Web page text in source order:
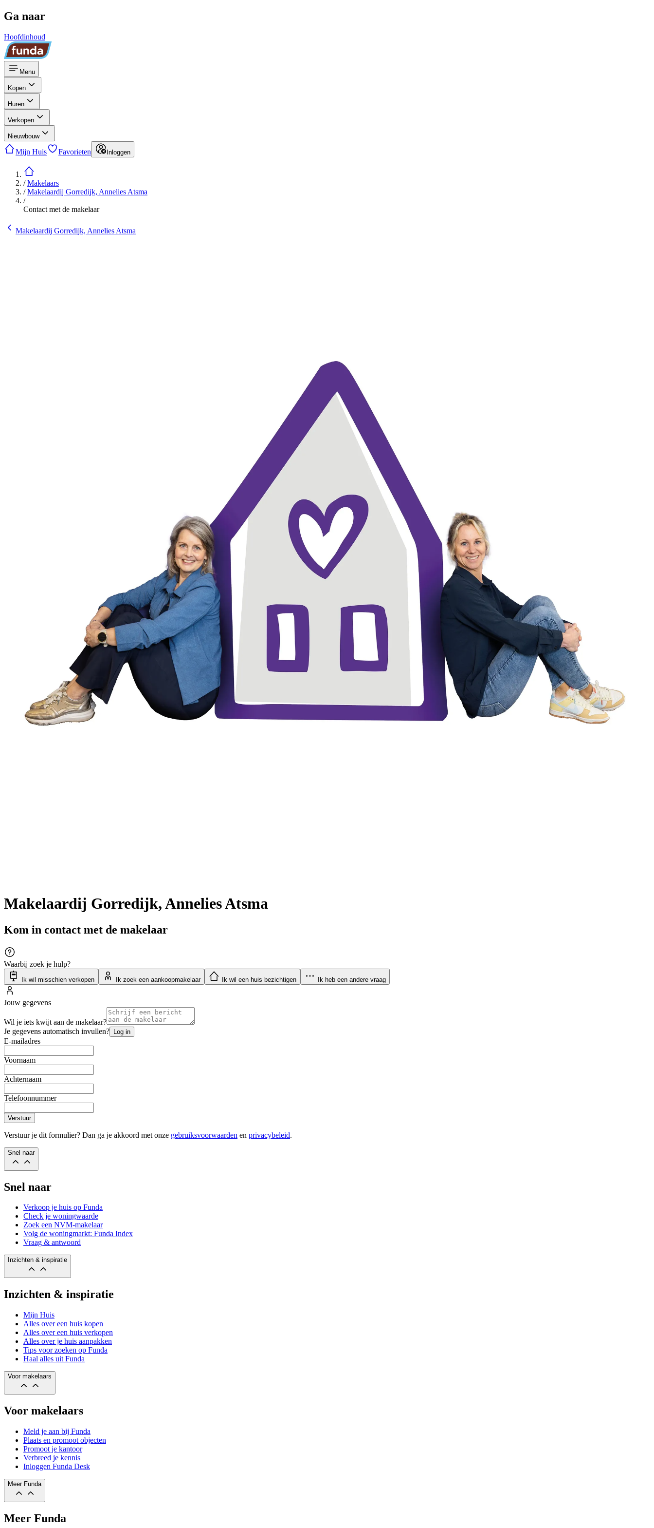
Ga naar
Hoofdinhoud
Menu
Kopen
Huren
Verkopen
Nieuwbouw
Mijn Huis Favorieten Inloggen
/Makelaars
/Makelaardij Gorredijk, Annelies Atsma
/
Contact met de makelaar
Makelaardij Gorredijk, Annelies Atsma
Makelaardij Gorredijk, Annelies Atsma
Kom in contact met de makelaar
Waarbij zoek je hulp?
Ik wil misschien verkopen Ik zoek een aankoopmakelaar Ik wil een huis bezichtigen Ik heb een andere vraag
Jouw gegevens
Wil je iets kwijt aan de makelaar?
Je gegevens automatisch invullen? Log in
E-mailadres
Voornaam
Achternaam
Telefoonnummer
Verstuur
Verstuur je dit formulier? Dan ga je akkoord met onze gebruiksvoorwaarden en privacybeleid.
Snel naar
Snel naar
Verkoop je huis op Funda
Check je woningwaarde
Zoek een NVM-makelaar
Volg de woningmarkt: Funda Index
Vraag & antwoord
Inzichten & inspiratie
Inzichten & inspiratie
Mijn Huis
Alles over een huis kopen
Alles over een huis verkopen
Alles over je huis aanpakken
Tips voor zoeken op Funda
Haal alles uit Funda
Voor makelaars
Voor makelaars
Meld je aan bij Funda
Plaats en promoot objecten
Promoot je kantoor
Verbreed je kennis
Inloggen Funda Desk
Meer Funda
Meer Funda